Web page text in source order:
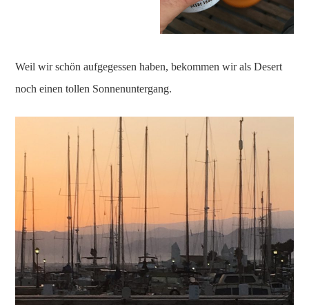
Weil wir schön aufgegessen haben, bekommen wir als Desert
noch einen tollen Sonnenuntergang.